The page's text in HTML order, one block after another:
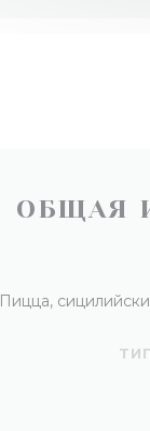
ОБЩАЯ
Пицца,